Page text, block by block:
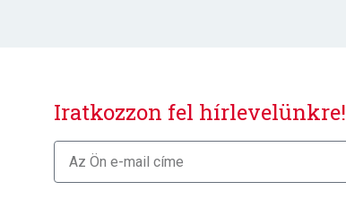
Iratkozzon fel hírlevelünkre!